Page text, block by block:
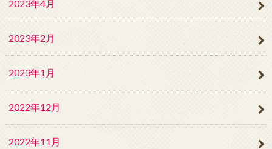
2023年4月
2023年2月
2023年1月
2022年12月
2022年11月